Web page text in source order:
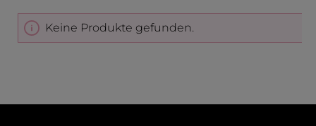
Keine Produkte gefunden.